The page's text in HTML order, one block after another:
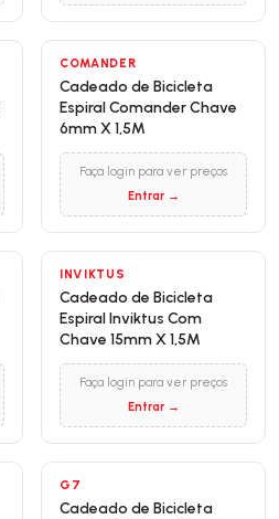
COMANDER
Cadeado de Bicicleta
Espiral Comander Chave
6mm X 1,5M
Faça login para ver preços
Entrar →
INVIKTUS
Cadeado de Bicicleta
Espiral Inviktus Com
Chave 15mm X 1,5M
Faça login para ver preços
Entrar →
G7
Cadeado de Bicicleta